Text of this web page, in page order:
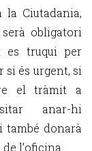
la Ciutadania,
obligatori
es truqui per
és urgent, si
el tràmit a
anar-hi
també donarà
l’oficina.